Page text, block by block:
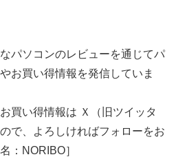
パソコンのレビューを通じてパ
お買い得情報を発信していま
買い得情報は Ｘ（旧ツイッタ
で、よろしければフォローをお
：NORIBO］